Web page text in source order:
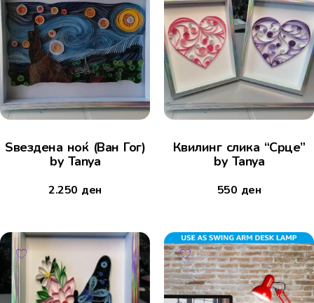
Ѕвездена ноќ (Ван Гог)
by Tanya
2.250 ден
Квилинг слика “Срце”
by Tanya
550 ден